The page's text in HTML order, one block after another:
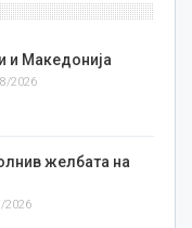
и Македонија
2026
желбата на
2026